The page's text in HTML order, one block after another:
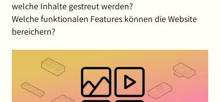
welche Inhalte gestreut werden?
Welche funktionalen Features können die Website
bereichern?